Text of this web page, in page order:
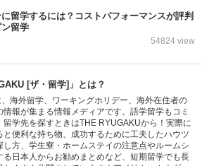
留学するには？コストパフォーマンスが評判
留学
54824 view
[ザ・留学]」とは？
海外留学、ワーキングホリデー、海外在住者の
報が集まる情報メディアです。語学留学もコミ
学先を探すときはTHE RYUGAKUから！実際に
便利な持ち物、成功するために工夫したハウツ
方、学生寮・ホームステイの注意点やルームシ
る日本人からお勧めまとめなど、短期留学でも長